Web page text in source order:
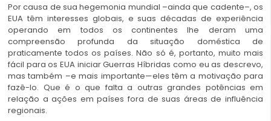
Por causa de sua hegemonia mundial –ainda que cadente–, os
EUA têm interesses globais, e suas décadas de experiência
operando em todos os continentes lhe deram uma
compreensão profunda da situação doméstica de
praticamente todos os países. Não só é, portanto, muito mais
fácil para os EUA iniciar Guerras Híbridas como eu as descrevo,
mas também –e mais importante—eles têm a motivação para
fazê-lo. Que é o que falta a outras grandes potências em
relação a ações em países fora de suas áreas de influência
regionais.